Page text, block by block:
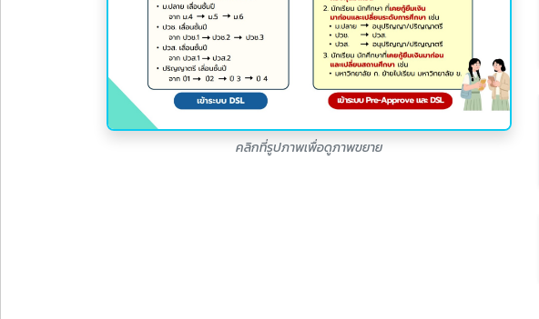
คลิกที่รูปภาพเพื่อดูภาพขยาย